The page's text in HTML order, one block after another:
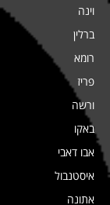
וינה
ברלין
רומא
פריז
ורשה
באקו
אבו דאבי
איסטנבול
אתונה